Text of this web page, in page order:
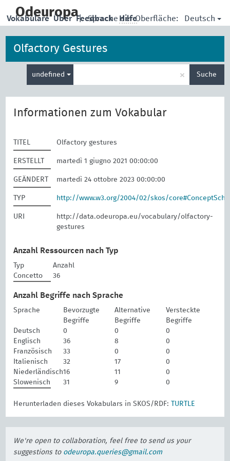
main
Odeuropa| Sprache der Oberfläche: Deutsch
Vokabulare Über Feedback Hilfe
Olfactory Gestures
undefined × Suche
Informationen zum Vokabular
TITEL Olfactory gestures
ERSTELLT martedì 1 giugno 2021 00:00:00
GEÄNDERT martedì 24 ottobre 2023 00:00:00
TYP http://www.w3.org/2004/02/skos/
URI
http://data.odeuropa.eu/vocabulary/olfactory-
gestures
Anzahl Ressourcen nach Typ
Typ
Anzahl
Concetto
36
Anzahl Begriffe nach Sprache
Sprache
Bevorzugte
Begriffe
Alternative
Begriffe
Versteckte
Begriffe
Deutsch
0 0
0
Englisch
36 8
0
Französisch
33 0
0
Italienisch
32 17
0
Niederländisch16 11
0
Slowenisch
31 9 0
Herunterladen dieses Vokabulars in SKOS/RDF: TURTLE
We're open to collaboration, feel free to send us your
suggestions to odeuropa.queries@gmail.com